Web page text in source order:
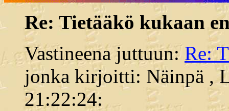
Re: Tietääkö kukaan
Vastineena juttuun:Re:
jonka kirjoitti: Näinpä ,
21:22:24: